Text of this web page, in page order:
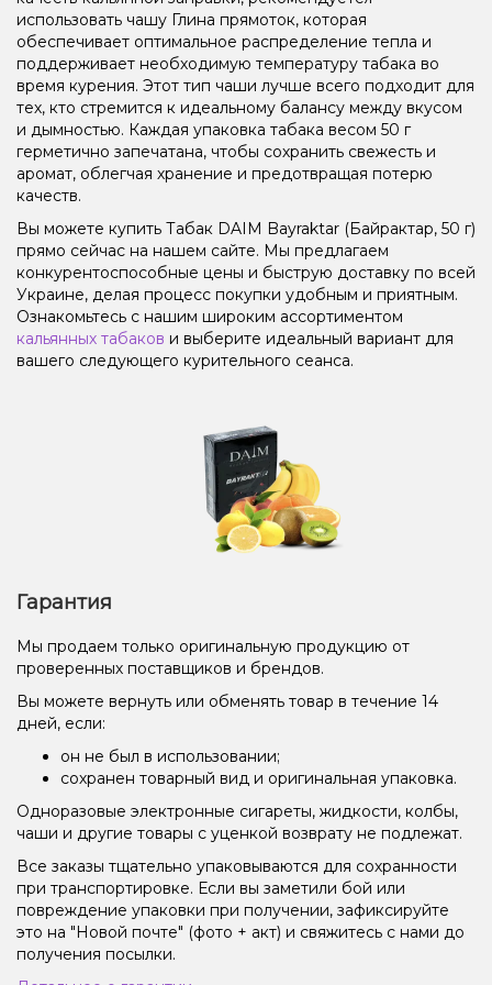
использовать чашу Глина прямоток, которая
обеспечивает оптимальное распределение тепла и
поддерживает необходимую температуру табака во
время курения. Этот тип чаши лучше всего подходит для
тех, кто стремится к идеальному балансу между вкусом
и дымностью. Каждая упаковка табака весом 50 г
герметично запечатана, чтобы сохранить свежесть и
аромат, облегчая хранение и предотвращая потерю
качеств.
Вы можете купить Табак DAIM Bayraktar (Байрактар, 50 г)
прямо сейчас на нашем сайте. Мы предлагаем
конкурентоспособные цены и быструю доставку по всей
Украине, делая процесс покупки удобным и приятным.
Ознакомьтесь с нашим широким ассортиментом
кальянных табаков и выберите идеальный вариант для
вашего следующего курительного сеанса.
Гарантия
Мы продаем только оригинальную продукцию от
проверенных поставщиков и брендов.
Вы можете вернуть или обменять товар в течение 14
дней, если:
он не был в использовании;
сохранен товарный вид и оригинальная упаковка.
Одноразовые электронные сигареты, жидкости, колбы,
чаши и другие товары с уценкой возврату не подлежат.
Все заказы тщательно упаковываются для сохранности
при транспортировке. Если вы заметили бой или
повреждение упаковки при получении, зафиксируйте
это на "Новой почте" (фото + акт) и свяжитесь с нами до
получения посылки.